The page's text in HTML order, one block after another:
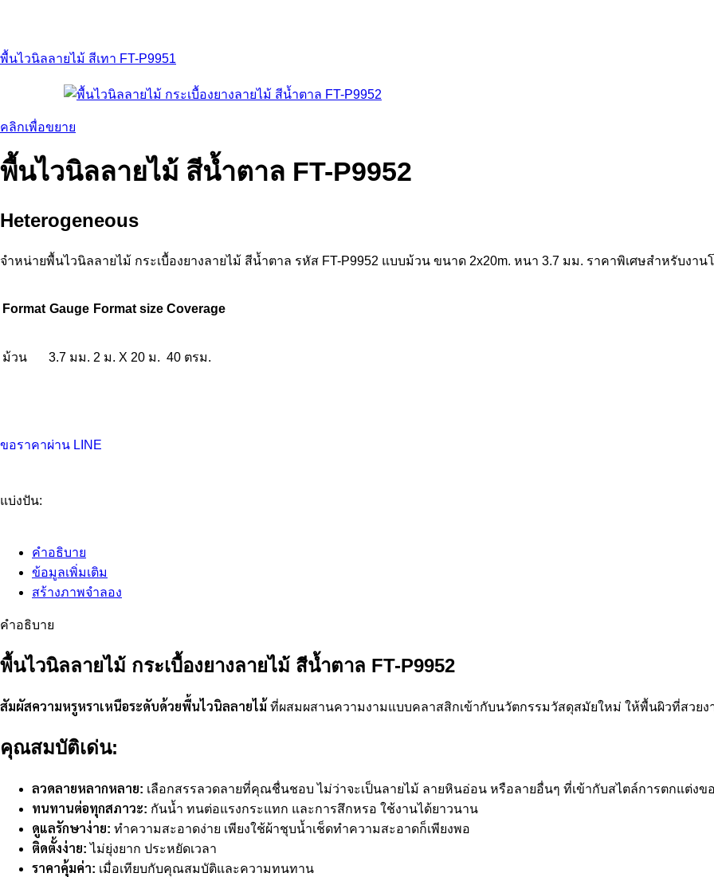
พื้นไวนิลลายไม้ สีเทา FT-P9951
คลิกเพื่อขยาย
พื้นไวนิลลายไม้ สีน้ำตาล FT-P9952
Heterogeneous
จำหน่ายพื้นไวนิลลายไม้ กระเบื้องยางลายไม้ สีน้ำตาล รหัส FT-P9952 แบบม้วน ขนาด 2x20m. หนา 3.7 มม. ราคาพิเศษสำหรับงาน
Format Gauge Format size Coverage
ม้วน 3.7 มม. 2 ม. X 20 ม. 40 ตรม.
ขอราคาผ่าน LINE
แบ่งปัน:
คำอธิบาย
ข้อมูลเพิ่มเติม
สร้างภาพจำลอง
คำอธิบาย
พื้นไวนิลลายไม้ กระเบื้องยางลายไม้ สีน้ำตาล FT-P9952
สัมผัสความหรูหราเหนือระดับด้วยพื้นไวนิลลายไม้ ที่ผสมผสานความงามแบบคลาสสิกเข้ากับนวัตกรรมวัสดุสมัยใหม่ ให้พื้นผิวที่สวยง
คุณสมบัติเด่น:
ลวดลายหลากหลาย: เลือกสรรลวดลายที่คุณชื่นชอบ ไม่ว่าจะเป็นลายไม้ ลายหินอ่อน หรือลายอื่นๆ ที่เข้ากับสไตล์การตกแต่ง
ทนทานต่อทุกสภาวะ: กันน้ำ ทนต่อแรงกระแทก และการสึกหรอ ใช้งานได้ยาวนาน
ดูแลรักษาง่าย: ทำความสะอาดง่าย เพียงใช้ผ้าชุบน้ำเช็ดทำความสะอาดก็เพียงพอ
ติดตั้งง่าย: ไม่ยุ่งยาก ประหยัดเวลา
ราคาคุ้มค่า: เมื่อเทียบกับคุณสมบัติและความทนทาน